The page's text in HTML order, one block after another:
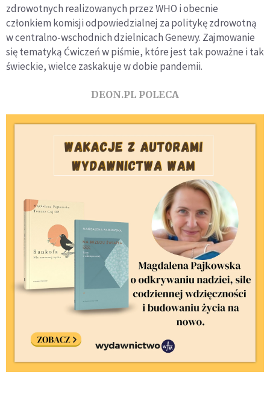
zdrowotnych realizowanych przez WHO i obecnie
członkiem komisji odpowiedzialnej za politykę zdrowotną
w centralno-wschodnich dzielnicach Genewy. Zajmowanie
się tematyką Ćwiczeń w piśmie, które jest tak poważne i tak
świeckie, wielce zaskakuje w dobie pandemii.
DEON.PL POLECA